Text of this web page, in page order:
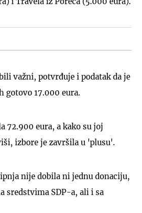
važni, potvrđuje i podatak da je
17.000 eura.
72.900 eura, a kako su joj
izbore je završila u 'plusu'.
nije dobila ni jednu donaciju,
sredstvima SDP-a, ali i sa